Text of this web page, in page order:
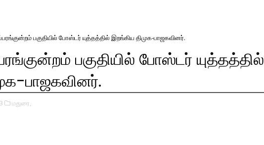
பகுதியில் போஸ்டர் யுத்தத்தில் இறங்கிய திமுக-பாஜகவினர்.
பகுதியில் போஸ்டர் யுத்தத்தில்
பாஜகவினர்.
மதுரை,